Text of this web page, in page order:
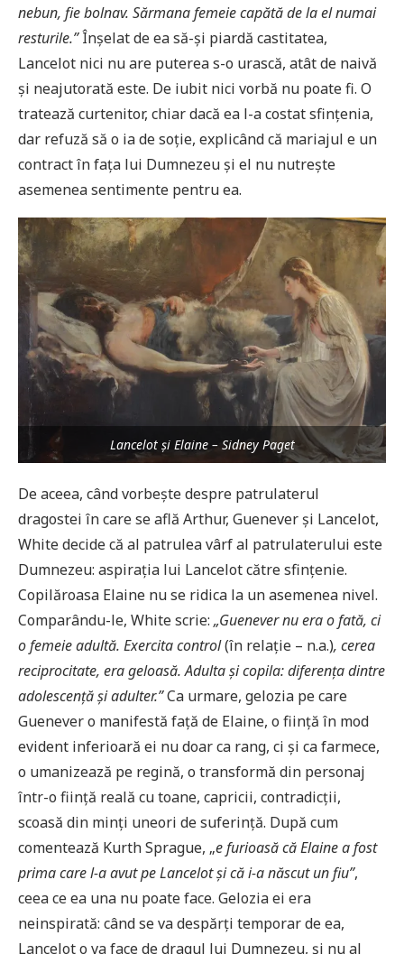
nebun, fie bolnav. Sărmana femeie capătă de la el numai
resturile.”Înșelat de ea să-și piardă castitatea,
Lancelot nici nu are puterea s-o urască, atât de naivă
și neajutorată este. De iubit nici vorbă nu poate fi. O
tratează curtenitor, chiar dacă ea l-a costat sfințenia,
dar refuză să o ia de soție, explicând că mariajul e un
contract în fața lui Dumnezeu și el nu nutrește
asemenea sentimente pentru ea.
Lancelot și Elaine – Sidney Paget
De aceea, când vorbește despre patrulaterul
dragostei în care se află Arthur, Guenever și Lancelot,
White decide că al patrulea vârf al patrulaterului este
Dumnezeu: aspirația lui Lancelot către sfințenie.
Copilăroasa Elaine nu se ridica la un asemenea nivel.
Comparându-le, White scrie: „Guenever nu era o fată, ci
o femeie adultă. Exercita control(în relație – n.a.), cerea
reciprocitate, era geloasă. Adulta și copila: diferența dintre
adolescență și adulter.”Ca urmare, gelozia pe care
Guenever o manifestă față de Elaine, o ființă în mod
evident inferioară ei nu doar ca rang, ci și ca farmece,
o umanizează pe regină, o transformă din personaj
într-o ființă reală cu toane, capricii, contradicții,
scoasă din minți uneori de suferință. După cum
comentează Kurth Sprague, „e furioasă că Elaine a fost
prima care l-a avut pe Lancelot și că i-a născut un fiu”,
ceea ce ea una nu poate face. Gelozia ei era
neinspirată: când se va despărți temporar de ea,
Lancelot o va face de dragul lui Dumnezeu, și nu al